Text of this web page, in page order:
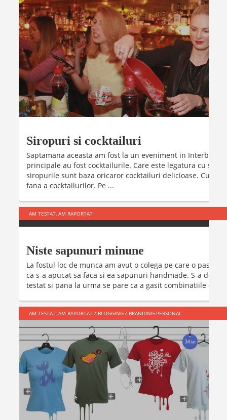
Siropuri si cocktailuri
Saptamana aceasta am fost la un eveniment in Interbelic
principale au fost cocktailurile. Care este legatura cu
siropurile sunt baza oricaror cocktailuri delicioase. Cu
fana a cocktailurilor. Pe ...
AM TESTAT, AM RAPORTAT
Niste sapunuri minune
La fostul loc de munca am avut o colega pe care o
ca s-a apucat sa faca si ea sapunuri handmade. S-a
testat si pana la urma se pare ca a gasit combinatiile
AM TESTAT, AM RAPORTAT/ BLOGGING/ BRANDING PERSONAL